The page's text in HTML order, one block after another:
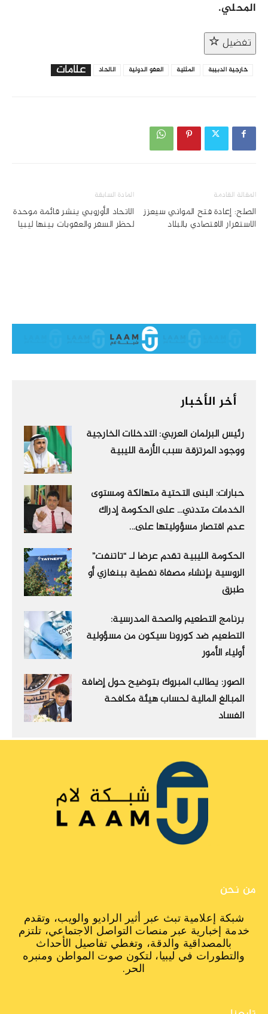
المحلي.
تفضيل
علامات
الالحاد العفو الدولية المثلية خارجية الدبيبة
المادة السابقة
الاتحاد الأوروبي ينشر قائمة موحدة
لحظر السفر والعقوبات بينها ليبيا
المقالة القادمة
الصلح: إعادة فتح المواني سيعزز
الاستقرار الاقتصادي بالبلاد
أخر الأخبار
رئيس البرلمان العربي: التدخلات الخارجية
ووجود المرتزقة سبب الأزمة الليبية
حبارات: البنى التحتية متهالكة ومستوى
الخدمات متدني… على الحكومة إدراك
عدم اقتصار مسؤوليتها على...
الحكومة الليبية تقدم عرضا لـ “تاتنفت”
الروسية بإنشاء مصفاة نفطية ببنغازي أو
طبرق
برنامج التطعيم والصحة المدرسية:
التطعيم ضد كورونا سيكون من مسؤولية
أولياء الأمور
الصور: يطالب المبروك بتوضيح حول إضافة
المبالغ المالية لحساب هيئة مكافحة
الفساد
من نحن
شبكة إعلامية تبث عبر أثير الراديو والويب، وتقدم
خدمة إخبارية عبر منصات التواصل الاجتماعي، تلتزم
بالمصداقية والدقة، وتغطي تفاصيل الأحداث
والتطورات في ليبيا، لتكون صوت المواطن ومنبره
الحر.